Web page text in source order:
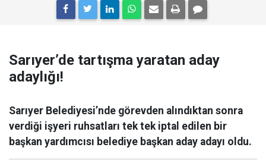
Sarıyer’de tartışma yaratan aday
adaylığı!
Sarıyer Belediyesi’nde görevden alındıktan sonra
verdiği işyeri ruhsatları tek tek iptal edilen bir
başkan yardımcısı belediye başkan aday adayı oldu.